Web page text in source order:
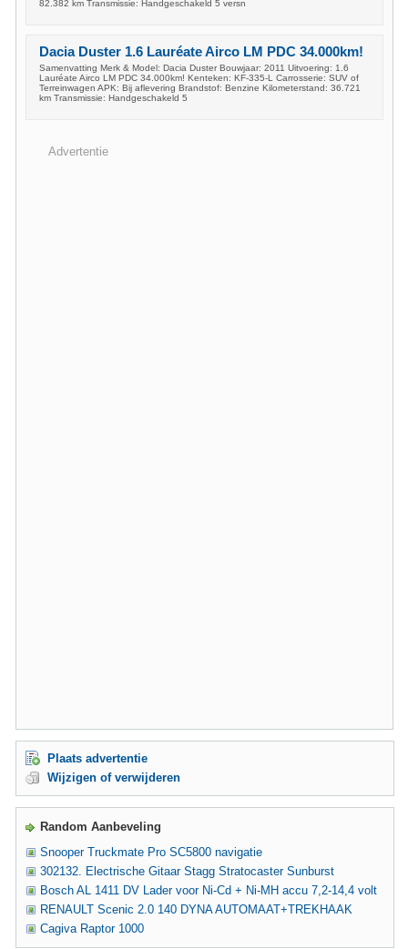
82.382 km Transmissie: Handgeschakeld 5 versn
Dacia Duster 1.6 Lauréate Airco LM PDC 34.000km!
Samenvatting Merk & Model: Dacia Duster Bouwjaar: 2011 Uitvoering: 1.6
Lauréate Airco LM PDC 34.000km! Kenteken: KF-335-L Carrosserie: SUV of
Terreinwagen APK: Bij aflevering Brandstof: Benzine Kilometerstand: 36.721
km Transmissie: Handgeschakeld 5
Advertentie
Plaats advertentie
Wijzigen of verwijderen
Random Aanbeveling
Snooper Truckmate Pro SC5800 navigatie
302132. Electrische Gitaar Stagg Stratocaster Sunburst
Bosch AL 1411 DV Lader voor Ni-Cd + Ni-MH accu 7,2-14,4 volt
RENAULT Scenic 2.0 140 DYNA AUTOMAAT+TREKHAAK
Cagiva Raptor 1000